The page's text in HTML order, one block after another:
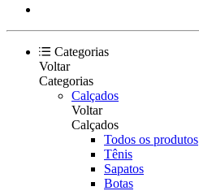
Categorias
Voltar
Categorias
Calçados
Voltar
Calçados
Todos os produtos
Tênis
Sapatos
Botas